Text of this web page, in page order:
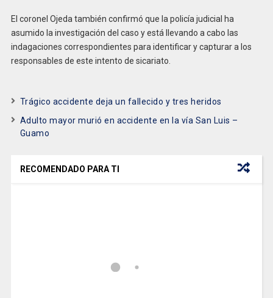
El coronel Ojeda también confirmó que la policía judicial ha
asumido la investigación del caso y está llevando a cabo las
indagaciones correspondientes para identificar y capturar a los
responsables de este intento de sicariato.
Trágico accidente deja un fallecido y tres heridos
Adulto mayor murió en accidente en la vía San Luis –
Guamo
RECOMENDADO PARA TI